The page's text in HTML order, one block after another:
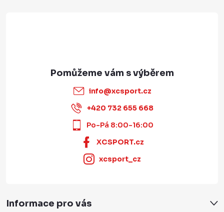
info@xcsport.cz
+420 732 655 668
Po-Pá 8:00-16:00
XCSPORT.cz
xcsport_cz
Informace pro vás